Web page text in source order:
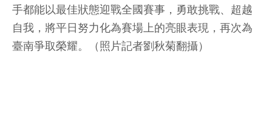
手都能以最佳狀態迎戰全國賽事，勇敢挑戰、超越
自我，將平日努力化為賽場上的亮眼表現，再次為
臺南爭取榮耀。（照片記者劉秋菊翻攝）